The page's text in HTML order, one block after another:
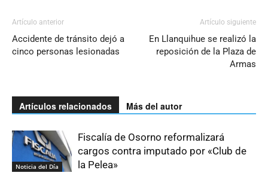
Artículo anterior
Accidente de tránsito dejó a
cinco personas lesionadas
Artículo siguiente
En Llanquihue se realizó la
reposición de la Plaza de
Armas
Artículos relacionados Más del autor
Noticia del Día
Fiscalía de Osorno reformalizará
cargos contra imputado por «Club de
la Pelea»